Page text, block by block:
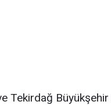
Tekirdağ Büyükşehir